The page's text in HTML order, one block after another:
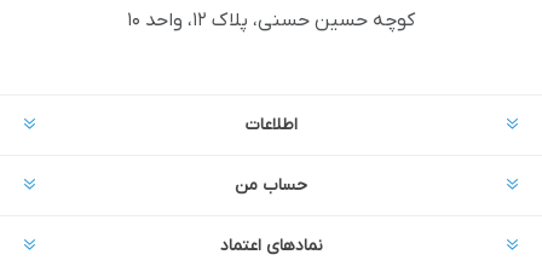
کوچه حسین حسنی، پلاک ۱۲، واحد ۱۰
اطلاعات
حساب من
نمادهای اعتماد